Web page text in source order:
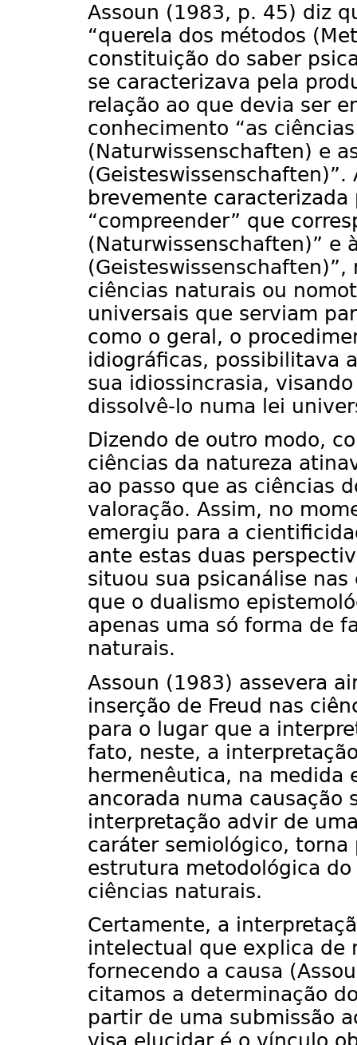
Assoun (1983, p. 45) diz
“querela dos métodos
constituição do saber
se caracterizava pela
relação ao que devia ser
conhecimento “as
(Naturwissenschaften) e
brevemente
“compreender” que
(Naturwissenschaften)” e
ciências naturais ou
universais que serviam
como o geral, o
idiográficas, possibilitava
sua idiossincrasia,
dissolvê-lo numa lei
Dizendo de outro modo,
ciências da natureza
ao passo que as ciências
valoração. Assim, no
emergiu para a
ante estas duas
situou sua psicanálise
que o dualismo
apenas uma só forma de
naturais.
Assoun (1983) assevera
inserção de Freud nas
para o lugar que a
fato, neste, a
hermenêutica, na medida
ancorada numa causação
interpretação advir de
caráter semiológico,
estrutura metodológica
ciências naturais.
Certamente, a
intelectual que explica
fornecendo a causa
citamos a determinação
partir de uma submissão
visa elucidar é o vínculo